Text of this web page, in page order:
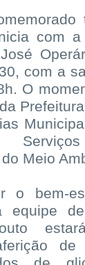
com a
com a
O
Meio
o bem-
equipe
de